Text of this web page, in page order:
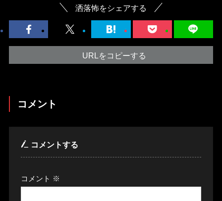
洒落怖をシェアする
URLをコピーする
コメント
コメントする
コメント ※